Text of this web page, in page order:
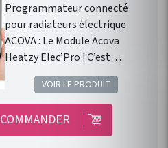
Programmateur connecté
pour radiateurs électrique
ACOVA : Le Module Acova
Heatzy Elec’Pro ! C’est
l’accessoire qui vous
permettra de transformer les
radiateurs électriques équipés
d’un fil pilote en produits
connectés : jusqu’à 3
VOIR LE PRODUIT
COMMANDER